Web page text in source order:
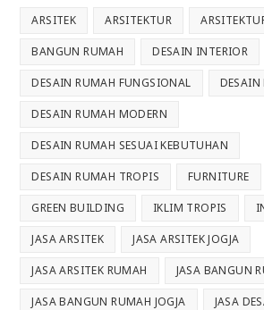
ARSITEK ARSITEKTUR
BANGUN RUMAH DESAIN INTERIOR
DESAIN RUMAH FUNGSIONAL DESAIN
DESAIN RUMAH MODERN
DESAIN RUMAH SESUAI KEBUTUHAN
DESAIN RUMAH TROPIS FURNITURE
GREEN BUILDING IKLIM TROPIS
JASA ARSITEK JASA ARSITEK JOGJA
JASA ARSITEK RUMAH JASA BANGUN
JASA BANGUN RUMAH JOGJA JASA